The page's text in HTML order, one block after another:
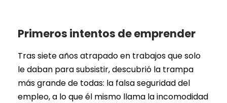
Primeros intentos de emprender
Tras siete años atrapado en trabajos que solo
le daban para subsistir, descubrió la trampa
más grande de todas: la falsa seguridad del
empleo, a lo que él mismo llama la incomodidad